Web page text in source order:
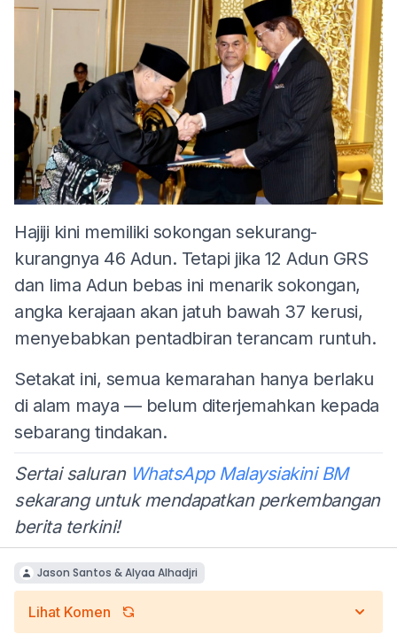
Hajiji kini memiliki sokongan sekurang-
kurangnya 46 Adun. Tetapi jika 12 Adun GRS
dan lima Adun bebas ini menarik sokongan,
angka kerajaan akan jatuh bawah 37 kerusi,
menyebabkan pentadbiran terancam runtuh.
Setakat ini, semua kemarahan hanya berlaku
di alam maya — belum diterjemahkan kepada
sebarang tindakan.
Sertai saluran WhatsApp Malaysiakini BM
sekarang untuk mendapatkan perkembangan
berita terkini!
Jason Santos & Alyaa Alhadjri
Lihat Komen